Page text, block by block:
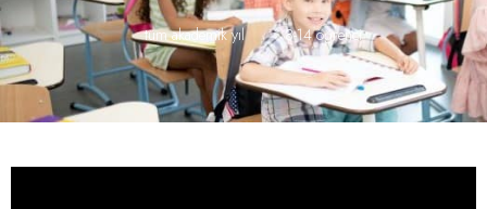
tüm akademik yıl 8-14 öğrenci